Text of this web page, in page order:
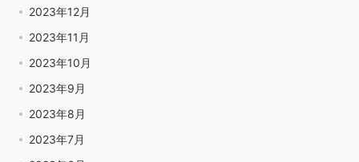
2023年12月
2023年11月
2023年10月
2023年9月
2023年8月
2023年7月